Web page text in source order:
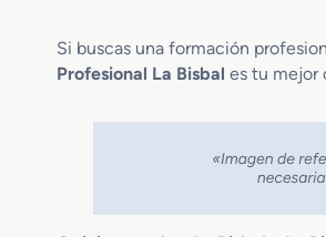
Si buscas una formación
Profesional La Bisbal es tu mejor